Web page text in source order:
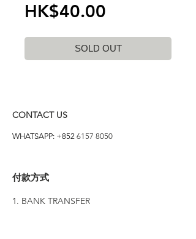
HK$40.00
格
SOLD OUT
CONTACT US
WHATSAPP: +852 6157 8050
付款方式
1. BANK TRANSFER